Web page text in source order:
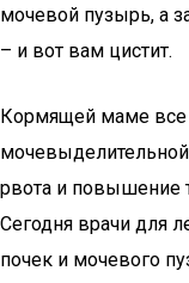
мочевой пузырь, а
– и вот вам цистит.
Кормящей маме все
рвота и повышение
Сегодня врачи для
почек и мочевого